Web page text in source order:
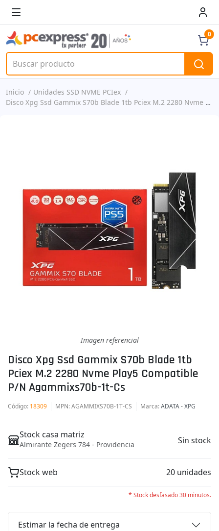
0
Inicio
Unidades SSD NVME PCIex
Disco Xpg Ssd Gammix S70b Blade 1tb Pciex M.2 2280 Nvme Play5 Compatible P/n Agammixs70b-1t-cs
Imagen referencial
Disco Xpg Ssd Gammix S70b Blade 1tb
Pciex M.2 2280 Nvme Play5 Compatible
P/n Agammixs70b-1t-Cs
Código: 18309 MPN: AGAMMIXS70B-1T-CS Marca:ADATA - XPG
Stock casa matriz
Almirante Zegers 784 - Providencia Sin stock
Stock web 20 unidades
* Stock desfasado 30 minutos.
Estimar la fecha de entrega